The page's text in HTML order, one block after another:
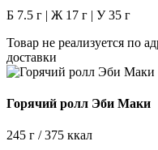
Б 7.5 г | Ж 17 г | У 35 г
Товар не реализуется по
доставки
Горячий ролл Эби Маки
245 г / 375 ккал